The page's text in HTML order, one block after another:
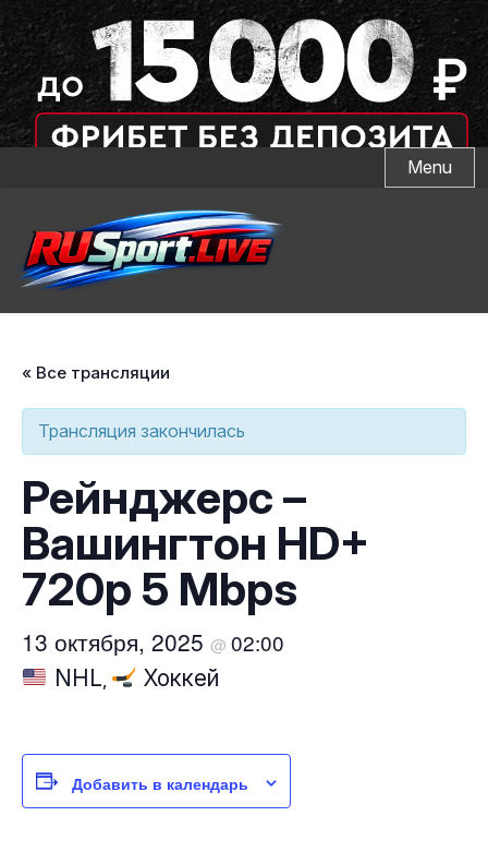
Menu
« Все трансляции
Трансляция закончилась
Рейнджерс –
Вашингтон HD+
720p 5 Mbps
13 октября, 2025 @ 02:00
NHL Хоккей
Добавить в календарь